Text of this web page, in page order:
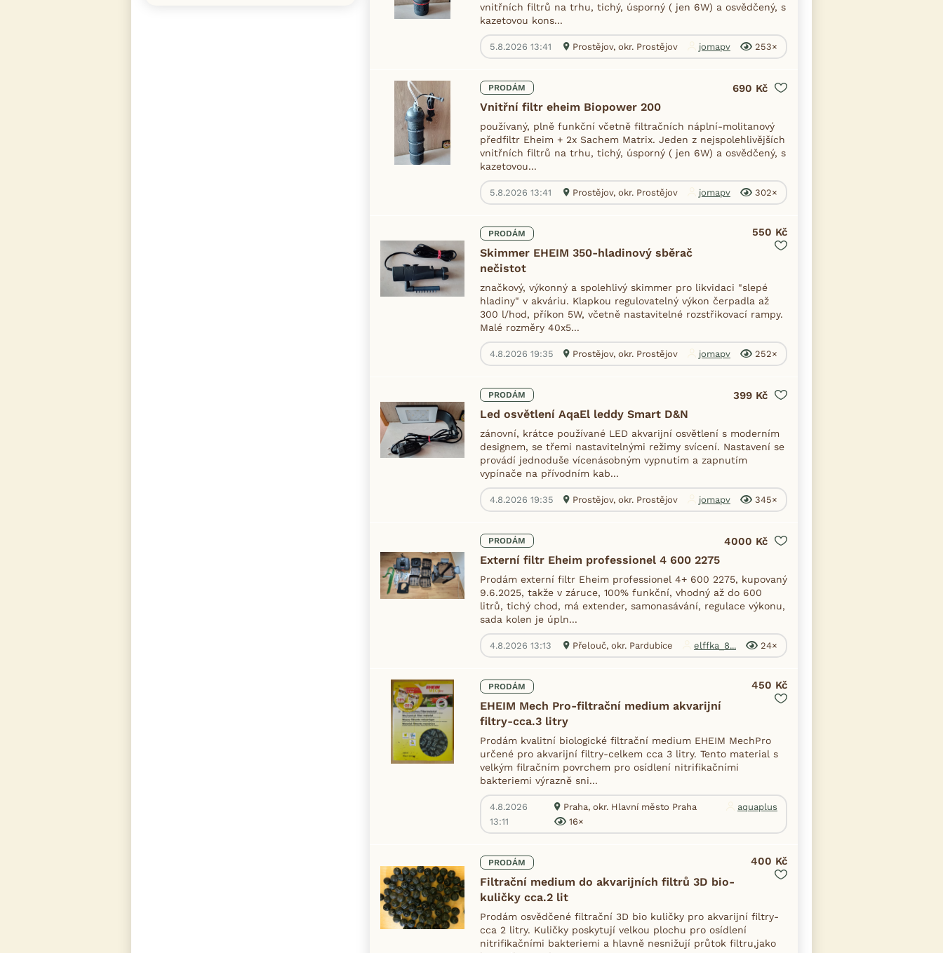
vnitřních filtrů na trhu, tichý, úsporný ( jen 6W) a osvědčený, s
kazetovou kons...
5.8.2026 13:41 Prostějov, okr. Prostějov jomapv 253×
PRODÁM
Vnitřní filtr eheim Biopower 200
690 Kč
používaný, plně funkční včetně filtračních náplní-molitanový
předfiltr Eheim + 2x Sachem Matrix. Jeden z nejspolehlivějších
vnitřních filtrů na trhu, tichý, úsporný ( jen 6W) a osvědčený, s
kazetovou...
5.8.2026 13:41 Prostějov, okr. Prostějov jomapv 302×
PRODÁM
Skimmer EHEIM 350-hladinový sběrač
nečistot
550 Kč
značkový, výkonný a spolehlivý skimmer pro likvidaci "slepé
hladiny" v akváriu. Klapkou regulovatelný výkon čerpadla až
300 l/hod, příkon 5W, včetně nastavitelné rozstřikovací rampy.
Malé rozměry 40x5...
4.8.2026 19:35 Prostějov, okr. Prostějov jomapv 252×
PRODÁM
Led osvětlení AqaEl leddy Smart D&N
399 Kč
zánovní, krátce používané LED akvarijní osvětlení s moderním
designem, se třemi nastavitelnými režimy svícení. Nastavení se
provádí jednoduše vícenásobným vypnutím a zapnutím
vypínače na přívodním kab...
4.8.2026 19:35 Prostějov, okr. Prostějov jomapv 345×
PRODÁM
Externí filtr Eheim professionel 4 600 2275
4000 Kč
Prodám externí filtr Eheim professionel 4+ 600 2275, kupovaný
9.6.2025, takže v záruce, 100% funkční, vhodný až do 600
litrů, tichý chod, má extender, samonasávání, regulace výkonu,
sada kolen je úpln...
4.8.2026 13:13 Přelouč, okr. Pardubice elffka_8... 24×
PRODÁM
EHEIM Mech Pro-filtrační medium akvarijní
filtry-cca.3 litry
450 Kč
Prodám kvalitní biologické filtrační medium EHEIM MechPro
určené pro akvarijní filtry-celkem cca 3 litry. Tento material s
velkým filračním povrchem pro osídlení nitrifikačními
bakteriemi výrazně sni...
4.8.2026
13:11
Praha, okr. Hlavní město Praha
aquaplus
16×
PRODÁM
Filtrační medium do akvarijních filtrů 3D bio-
kuličky cca.2 lit
400 Kč
Prodám osvědčené filtrační 3D bio kuličky pro akvarijní filtry-
cca 2 litry. Kuličky poskytují velkou plochu pro osídlení
nitrifikačními bakteriemi a hlavně nesnižují průtok filtru,jako